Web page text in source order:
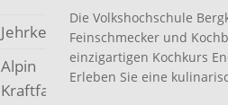
Jehrke GmbH Autohaus
Alpin
Kraftfahrzeugtechnik
Die Volkshochschule
Feinschmecker und
einzigartigen Kochkurs
Erleben Sie eine